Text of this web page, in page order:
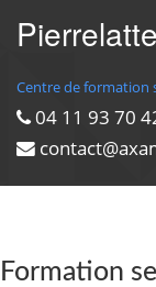
Centre de formation
04 11 93 70
Formation